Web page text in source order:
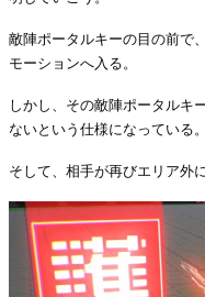
敵陣ポータルキーの目の前で
モーションへ入る。
しかし、その敵陣ポータルキ
ないという仕様になっている。
そして、相手が再びエリア外